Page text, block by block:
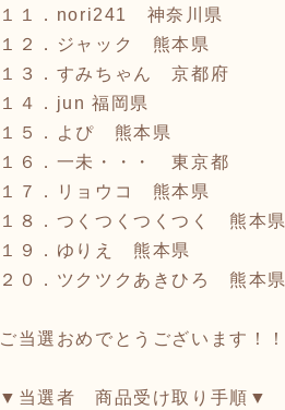
１１．nori241 神奈川県
１２．ジャック 熊本県
１３．すみちゃん 京都府
１４．jun 福岡県
１５．よぴ 熊本県
１６．一未・・・ 東京都
１７．リョウコ 熊本県
１８．つくつくつくつく 熊本県
１９．ゆりえ 熊本県
２０．ツクツクあきひろ 熊本県
ご当選おめでとうございます！！
▼当選者 商品受け取り手順▼